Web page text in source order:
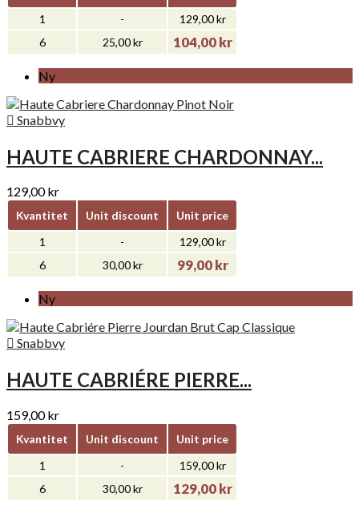
1
-
129,00 kr
6
25,00 kr 104,00 kr
Ny
 Snabbvy
HAUTE CABRIERE CHARDONNAY...
129,00 kr
Kvantitet Unit discount
Unit price
1
-
129,00 kr
6
30,00 kr 99,00 kr
Ny
 Snabbvy
HAUTE CABRIÉRE PIERRE...
159,00 kr
Kvantitet Unit discount
Unit price
1
-
159,00 kr
6
30,00 kr 129,00 kr